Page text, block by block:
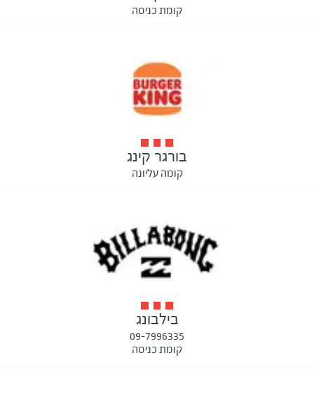
קומת כניסה
בורגר קינג
קומה עליונה
בילבונג
09-7996335
קומת כניסה